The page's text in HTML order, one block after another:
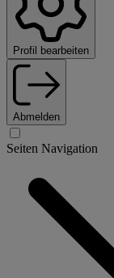
Profil bearbeiten
Abmelden
Seiten Navigation